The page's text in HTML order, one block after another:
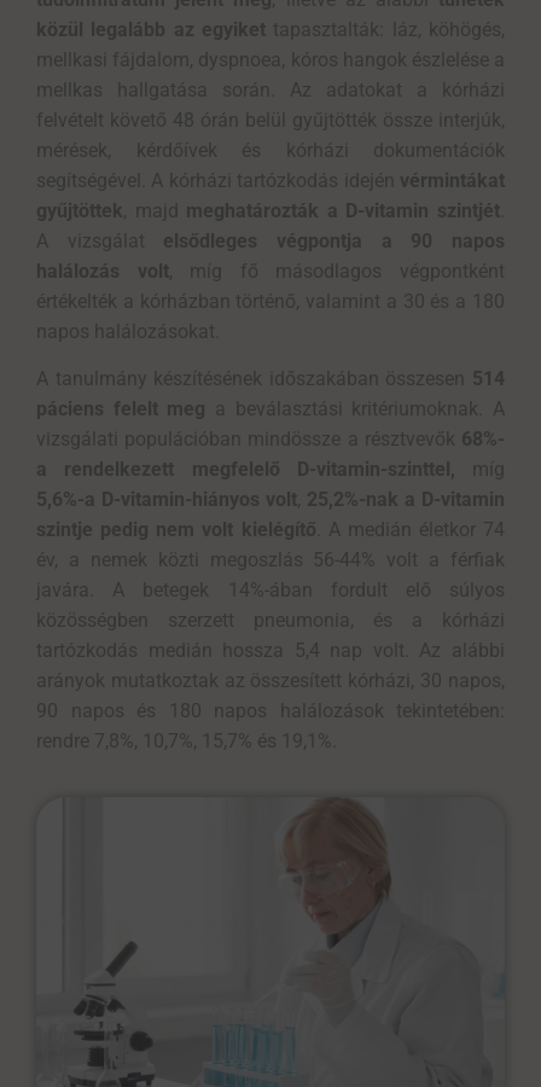
közül legalább az egyiket tapasztalták: láz, köhögés,
mellkasi fájdalom, dyspnoea, kóros hangok észlelése a
mellkas hallgatása során. Az adatokat a kórházi
felvételt követő 48 órán belül gyűjtötték össze interjúk,
mérések, kérdőívek és kórházi dokumentációk
segítségével. A kórházi tartózkodás idején vérmintákat
gyűjtöttek, majd meghatározták a D-vitamin szintjét
A vizsgálat elsődleges végpontja a 90 napos
halálozás volt, míg fő másodlagos végpontként
értékelték a kórházban történő, valamint a 30 és a 180
napos halálozásokat.
A tanulmány készítésének időszakában összesen 514
páciens felelt meg a beválasztási kritériumoknak. A
vizsgálati populációban mindössze a résztvevők 68%-
a rendelkezett megfelelő D-vitamin-szinttel, míg
5,6%-a D-vitamin-hiányos volt, 25,2%-nak a D-vitamin
szintje pedig nem volt kielégítő . A medián életkor 74
év, a nemek közti megoszlás 56-44% volt a férfiak
javára. A betegek 14%-ában fordult elő súlyos
közösségben szerzett pneumonia, és a kórházi
tartózkodás medián hossza 5,4 nap volt. Az alábbi
arányok mutatkoztak az összesített kórházi, 30 napos,
90 napos és 180 napos halálozások tekintetében:
rendre 7,8%, 10,7%, 15,7% és 19,1%.